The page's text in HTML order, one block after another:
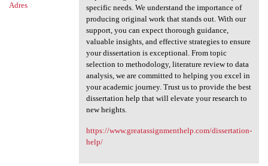
Adres
specific needs. We understand the importance of
producing original work that stands out. With our
support, you can expect thorough guidance,
valuable insights, and effective strategies to ensure
your dissertation is exceptional. From topic
selection to methodology, literature review to data
analysis, we are committed to helping you excel in
your academic journey. Trust us to provide the best
dissertation help that will elevate your research to
new heights.
https://www.greatassignmenthelp.com/dissertation-
help/